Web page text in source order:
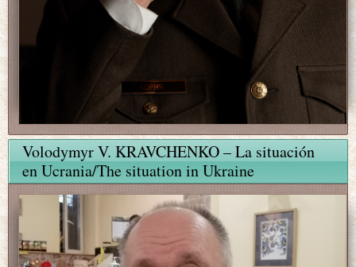
Volodymyr V. KRAVCHENKO – La situación
en Ucrania/The situation in Ukraine